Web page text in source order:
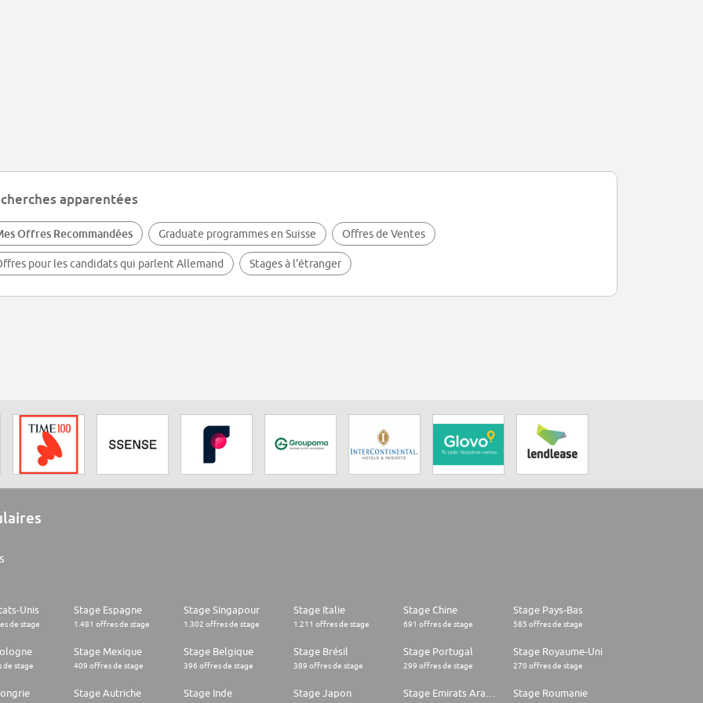
apparentées
Offres Recommandées Graduate programmes en Suisse Offres de Ventes
pour les candidats qui parlent Allemand Stages à l'étranger
Unis
de stage
Stage Espagne
1.481 offres de stage
Stage Singapour
1.302 offres de stage
Stage Italie
1.211 offres de stage
Stage Chine
691 offres de stage
Stage Pays-Bas
585 offres de stage
de stage
Stage Mexique
409 offres de stage
Stage Belgique
396 offres de stage
Stage Brésil
389 offres de stage
Stage Portugal
299 offres de stage
Stage Royaume-Uni
270 offres de stage
Stage Autriche Stage Inde Stage Japon Stage Roumanie